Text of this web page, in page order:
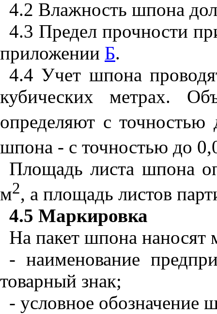
4.2 Влажность шпона
4.3 Предел прочности
приложении Б.
4.4 Учет шпона
кубических метрах.
определяют с
шпона - с точностью до
Площадь листа шпона
м2, а площадь листов
4.5 Маркировка
На пакет шпона
- наименование
товарный знак;
- условное обозначение